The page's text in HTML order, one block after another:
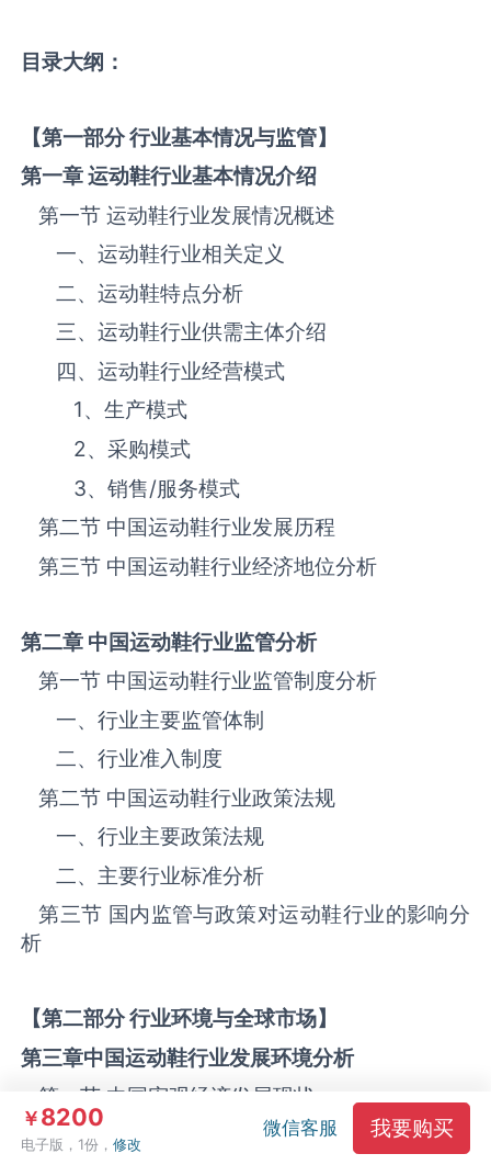
目录大纲：
【第一部分 行业基本情况与监管】
第一章 运动鞋行业基本情况介绍
第一节 运动鞋‌‌‌行业发展情况概述
一、运动鞋‌‌‌行业相关定义
二、运动鞋‌‌‌特点分析
三、运动鞋‌‌‌行业供需主体介绍
四、运动鞋‌‌‌行业经营模式
1、生产模式
2、采购模式
3、销售/服务模式
第二节 中国运动鞋‌‌‌行业发展历程
第三节 中国运动鞋行业经济地位分析
第二章 中国运动鞋行业监管分析
第一节 中国运动鞋‌‌‌行业监管制度分析
一、行业主要监管体制
二、行业准入制度
第二节 中国运动鞋‌‌‌行业政策法规
一、行业主要政策法规
二、主要行业标准分析
第三节 国内监管与政策对运动鞋‌‌‌行业的影响分
析
【第二部分 行业环境与全球市场】
第三章中国运动鞋行业发展环境分析
第一节 中国宏观经济发展现状
第二节 中国对外贸易环境与影响分析
￥8200
电子版，1份，修改
微信客服 我要购买